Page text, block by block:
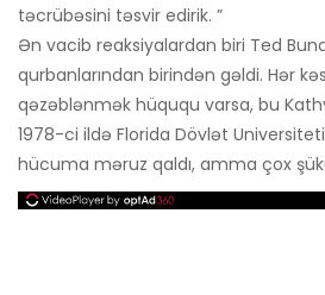
təcrübəsini təsvir edirik. ”
Ən vacib reaksiyalardan biri Ted
qurbanlarından birindən gəldi. Hər
qəzəblənmək hüququ varsa, bu
1978-ci ildə Florida Dövlət
hücuma məruz qaldı, amma çox